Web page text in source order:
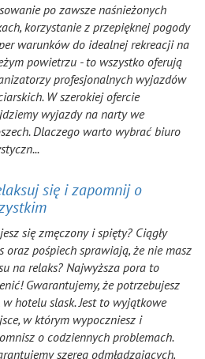
po zawsze naśnieżonych
korzystanie z przepięknej pogody
warunków do idealnej rekreacji na
powietrzu - to wszystko oferują
profesjonalnych wyjazdów
W szerokiej ofercie
wyjazdy na narty we
Dlaczego warto wybrać biuro
się i zapomnij o
się zmęczony i spięty? Ciągły
oraz pośpiech sprawiają, że nie masz
na relaks? Najwyższa pora to
Gwarantujemy, że potrzebujesz
w hotelu slask. Jest to wyjątkowe
w którym wypoczniesz i
o codziennych problemach.
szereg odmładzających,